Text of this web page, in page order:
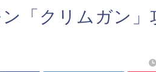
「クリムガン」